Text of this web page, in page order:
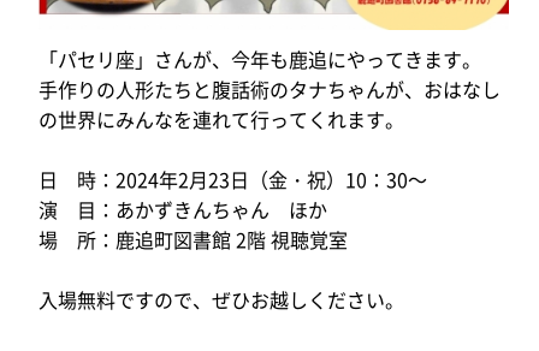
「パセリ座」さんが、今年も鹿追にやってきます。
手作りの人形たちと腹話術のタナちゃんが、おはなし
の世界にみんなを連れて行ってくれます。
日 時：2024年2月23日（金・祝）10：30～
演 目：あかずきんちゃん ほか
場 所：鹿追町図書館 2階 視聴覚室
入場無料ですので、ぜひお越しください。